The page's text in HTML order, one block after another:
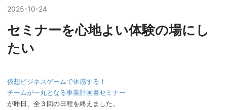
2025-10-24
セミナーを心地よい体験の場にし
たい
仮想ビジネスゲームで体感する！
チームが一丸となる事業計画書セミナー
が昨日、全３回の日程を終えました。